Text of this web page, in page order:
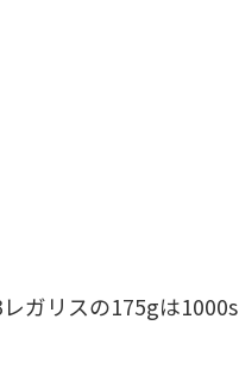
ガリスの175gは1000s